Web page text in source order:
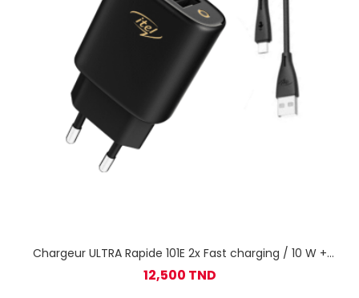
Chargeur ULTRA Rapide 101E 2x Fast charging / 10 W +
CABLE TYPE C
12,500 TND